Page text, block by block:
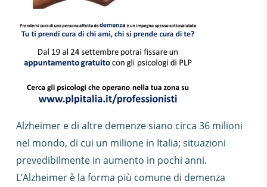
Alzheimer e di altre demenze siano circa 36 milioni
nel mondo, di cui un milione in Italia; situazioni
prevedibilmente in aumento in pochi anni.
L’Alzheimer è la forma più comune di demenza